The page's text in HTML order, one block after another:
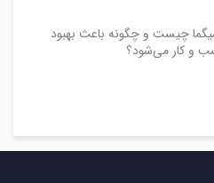
چیست و چگونه باعث بهبود
و کار می‌شود؟